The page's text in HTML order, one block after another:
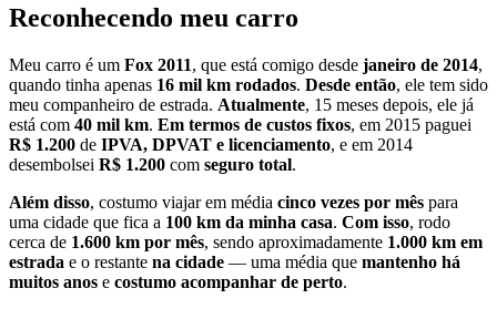
Reconhecendo meu carro
Meu carro é um Fox 2011, que está comigo desde janeiro de 2014,
quando tinha apenas 16 mil km rodados. Desde então, ele tem sido
meu companheiro de estrada. Atualmente, 15 meses depois, ele já
está com 40 mil km. Em termos de custos fixos, em 2015 paguei
R$ 1.200 de IPVA, DPVAT e licenciamento, e em 2014
desembolsei R$ 1.200 com seguro total.
Além disso, costumo viajar em média cinco vezes por mês para
uma cidade que fica a 100 km da minha casa. Com isso, rodo
cerca de 1.600 km por mês, sendo aproximadamente 1.000 km em
estrada e o restante na cidade — uma média que mantenho há
muitos anos e costumo acompanhar de perto.